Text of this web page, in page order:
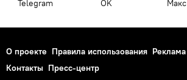
Telegram OK Макс
О проекте Правила использования Реклама
Контакты Пресс-центр